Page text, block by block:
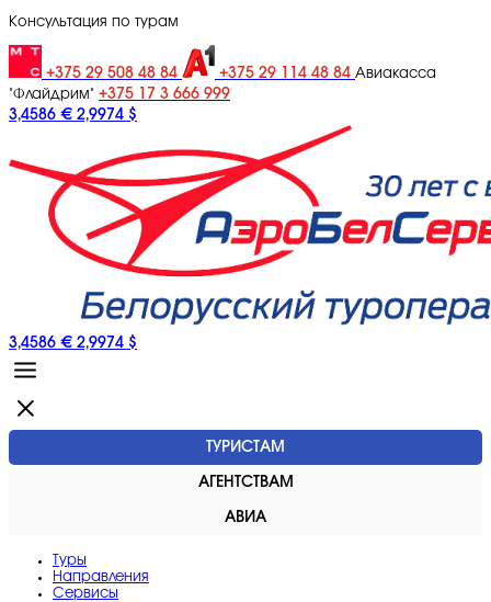
Консультация по турам
+375 29 508 48 84 +375 29 114 48 84 Авиакасса
"Флайдрим" +375 17 3 666 999
3,4586 € 2,9974 $
3,4586 € 2,9974 $
ТУРИСТАМ
АГЕНТСТВАМ
АВИА
Туры
Направления
Сервисы